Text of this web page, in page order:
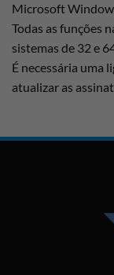
Microsoft
Todas as funções
sistemas de 32 e
É necessária uma
atualizar as